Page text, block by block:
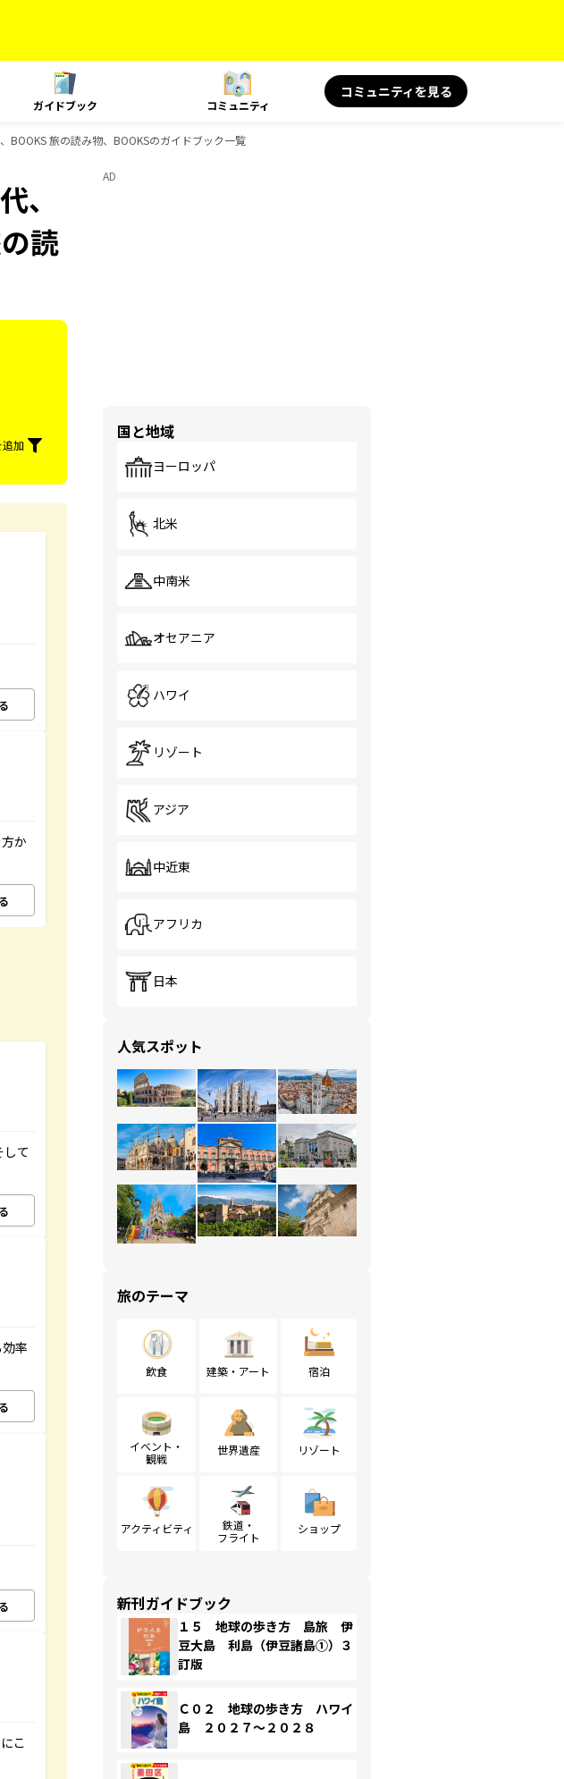
ガイドブック コミュニティ
コミュニティを見る
BOOKS 旅の読み物、BOOKSのガイドブック一覧
、
読
加
か
て
率
こ
AD
国と地域
ヨーロッパ
北米
中南米
オセアニア
ハワイ
リゾート
アジア
中近東
アフリカ
日本
人気スポット
旅のテーマ
飲食 建築・アート 宿泊
イベント・
観戦
世界遺産 リゾート
アクティビティ
鉄道・
フライト
ショップ
新刊ガイドブック
１５ 地球の歩き方 島旅 伊
豆大島 利島（伊豆諸島①）３
訂版
Ｃ０２ 地球の歩き方 ハワイ
島 ２０２７～２０２８